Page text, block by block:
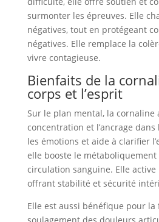
surmonter les épreuves. Elle
négatives, tout en protégeant
négatives. Elle remplace la
vivre contagieuse.
Bienfaits de la
corps et l’esprit
Sur le plan mental, la cornaline
concentration et l’ancrage
les émotions et aide à clarifier
elle booste le
circulation sanguine. Elle active
offrant stabilité et sécurité
Elle est aussi bénéfique pour